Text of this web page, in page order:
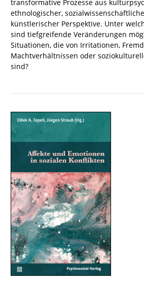
transformative Prozesse aus
ethnologischer,
künstlerischer Perspektive. Unter
sind tiefgreifende Veränderungen
Situationen, die von Irritationen,
Machtverhältnissen oder
sind?